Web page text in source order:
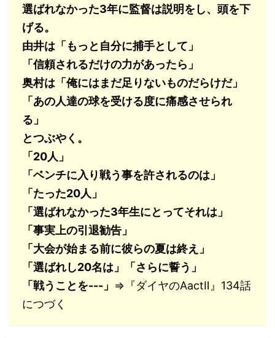
選ばれなかった3年に監督は説明をし、頭を下
げる。
由井は「もっと自分に捕手として」
「信頼されるだけの力があったら」
奥村は「俺にはまだ足りないものだらけだ」
「あの人達の球を受ける度に痛感させられ
る」
とつぶやく。
「20人」
「ベンチに入り戦う事を許されるのは」
「たった20人」
「選ばれなかった3年生にとってそれは」
「事実上の引退勧告」
「大会が始まる前に彼らの夏は終え」
「選ばれし20名は」「さらに誓う」
「戦うことを---」 ⇒『ダイヤのAactⅡ』134話
につづく